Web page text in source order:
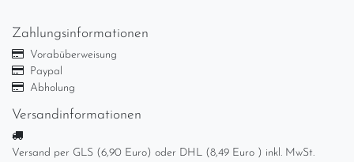
Zahlungsinformationen
Vorabüberweisung
Paypal
Abholung
Versandinformationen
Versand per GLS (6,90 Euro) oder DHL (8,49 Euro ) inkl. MwSt.